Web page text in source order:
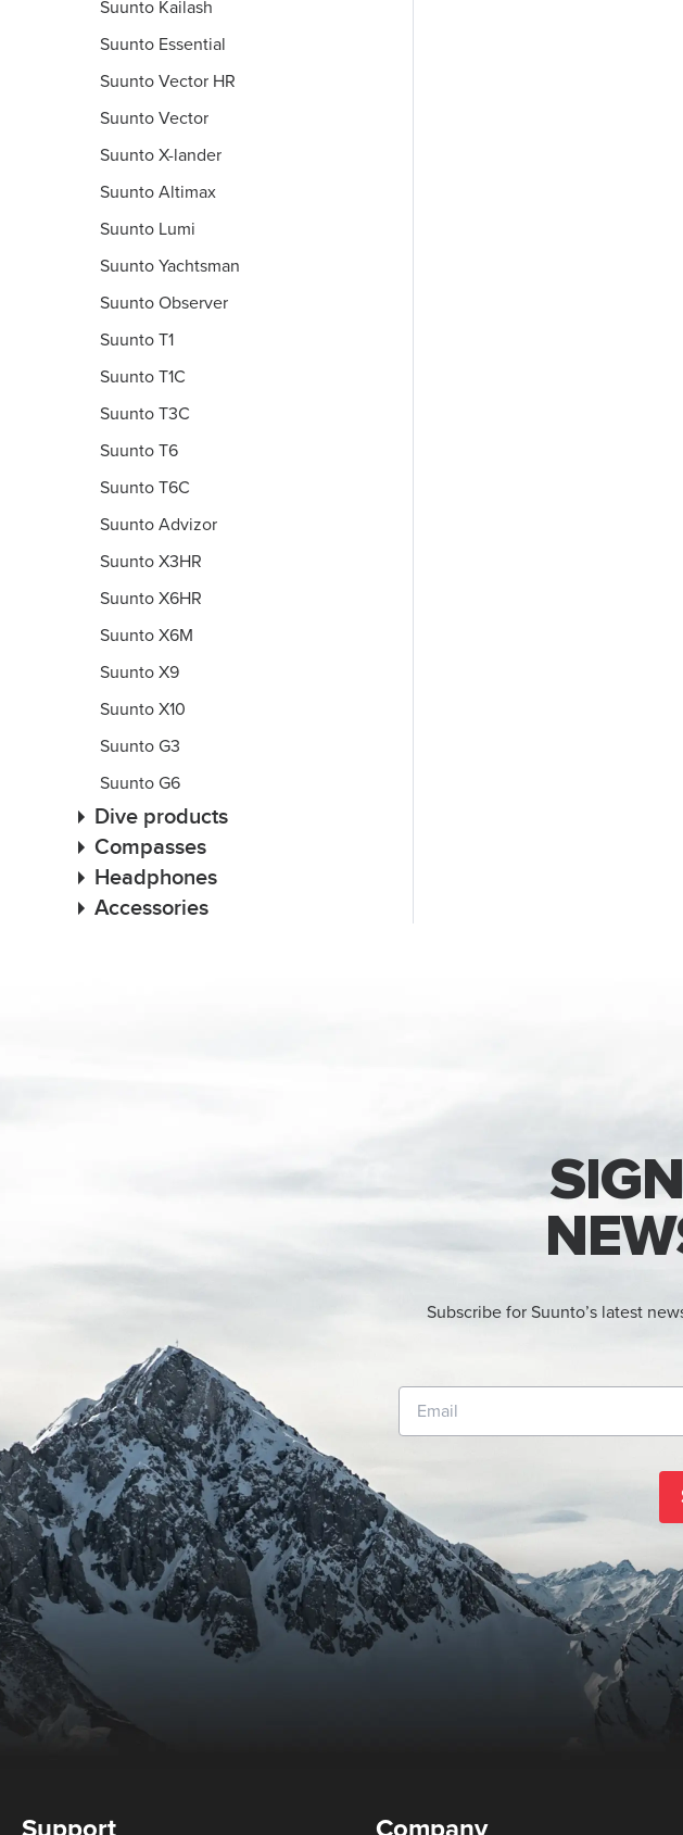
Suunto Kailash
Suunto Essential
Suunto Vector HR
Suunto Vector
Suunto X-lander
Suunto Altimax
Suunto Lumi
Suunto Yachtsman
Suunto Observer
Suunto T1
Suunto T1C
Suunto T3C
Suunto T6
Suunto T6C
Suunto Advizor
Suunto X3HR
Suunto X6HR
Suunto X6M
Suunto X9
Suunto X10
Suunto G3
Suunto G6
Dive products
Compasses
Headphones
Accessories
Subscribe for Suunto’s latest
Support Company